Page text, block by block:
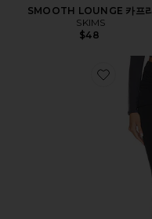
SMOOTH LOUNGE 카프리
SKIMS
$48